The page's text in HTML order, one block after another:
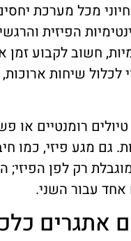
מכל מערכת
הפיזית
חשוב לקבוע זמן
לכלול שיחות
טיולים רומנטיים
גם מגע פיזי, כמו
רק לפן
אחד עבור השני.
אתגרים